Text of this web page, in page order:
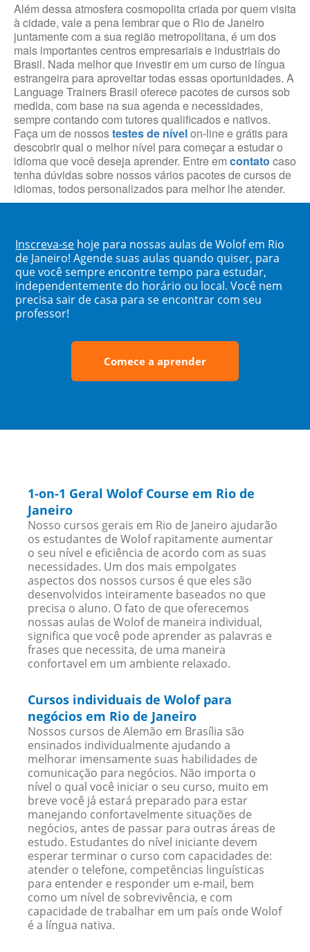
Além dessa atmosfera cosmopolita criada por quem visita
à cidade, vale a pena lembrar que o Rio de Janeiro
juntamente com a sua região metropolitana, é um dos
mais importantes centros empresariais e industriais do
Brasil. Nada melhor que investir em um curso de língua
estrangeira para aproveitar todas essas oportunidades. A
Language Trainers Brasil oferece pacotes de cursos sob
medida, com base na sua agenda e necessidades,
sempre contando com tutores qualificados e nativos.
Faça um de nossostestes de nívelon-line e grátis para
descobrir qual o melhor nível para começar a estudar o
idioma que você deseja aprender. Entre em contato caso
tenha dúvidas sobre nossos vários pacotes de cursos de
idiomas, todos personalizados para melhor lhe atender.
Inscreva-se hoje para nossas aulas de Wolof em Rio
de Janeiro! Agende suas aulas quando quiser, para
que você sempre encontre tempo para estudar,
independentemente do horário ou local. Você nem
precisa sair de casa para se encontrar com seu
professor!
Comece a aprender
1-on-1 Geral Wolof Course em Rio de
Janeiro
Nosso cursos gerais em Rio de Janeiro ajudarão
os estudantes de Wolof rapitamente aumentar
o seu nível e eficiência de acordo com as suas
necessidades. Um dos mais empolgates
aspectos dos nossos cursos é que eles são
desenvolvidos inteiramente baseados no que
precisa o aluno. O fato de que oferecemos
nossas aulas de Wolof de maneira individual,
significa que você pode aprender as palavras e
frases que necessita, de uma maneira
confortavel em um ambiente relaxado.
Cursos individuais de Wolof para
negócios em Rio de Janeiro
Nossos cursos de Alemão em Brasília são
ensinados individualmente ajudando a
melhorar imensamente suas habilidades de
comunicação para negócios. Não importa o
nível o qual você iniciar o seu curso, muito em
breve você já estará preparado para estar
manejando confortavelmente situações de
negócios, antes de passar para outras áreas de
estudo. Estudantes do nível iniciante devem
esperar terminar o curso com capacidades de:
atender o telefone, competências linguísticas
para entender e responder um e-mail, bem
como um nível de sobrevivência, e com
capacidade de trabalhar em um país onde Wolof
é a língua nativa.